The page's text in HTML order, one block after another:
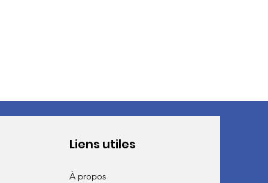
Liens utiles
À propos